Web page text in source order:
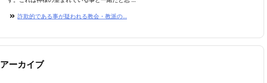
詐欺的である事が疑われる教会・教派の...
アーカイブ